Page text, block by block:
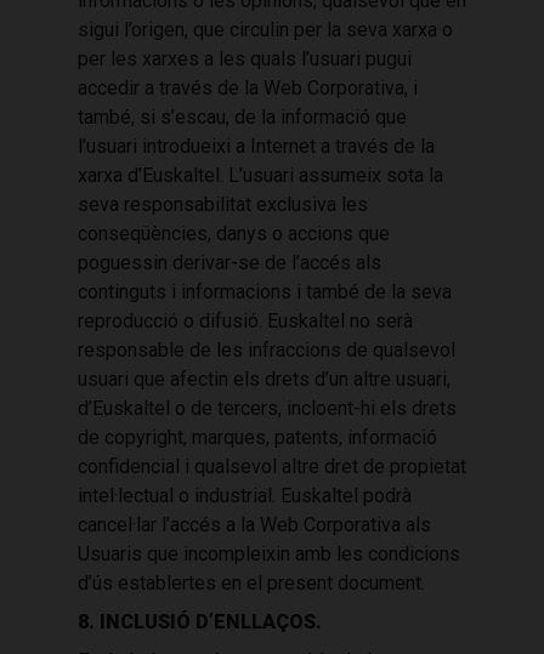
sigui l’origen, que circulin per la seva xarxa o
per les xarxes a les quals l’usuari pugui
accedir a través de la Web Corporativa, i
també, si s’escau, de la informació que
l’usuari introdueixi a Internet a través de la
xarxa d’Euskaltel. L’usuari assumeix sota la
seva responsabilitat exclusiva les
conseqüències, danys o accions que
poguessin derivar-se de l’accés als
continguts i informacions i també de la seva
reproducció o difusió. Euskaltel no serà
responsable de les infraccions de qualsevol
usuari que afectin els drets d’un altre usuari,
d’Euskaltel o de tercers, incloent-hi els drets
de copyright, marques, patents, informació
confidencial i qualsevol altre dret de propietat
intel·lectual o industrial. Euskaltel podrà
cancel·lar l’accés a la Web Corporativa als
Usuaris que incompleixin amb les condicions
d’ús establertes en el present document.
8. INCLUSIÓ D’ENLLAÇOS.